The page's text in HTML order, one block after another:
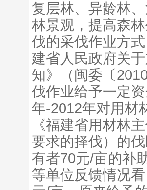
复层林、异龄林
林景观，提高森
伐的采伐作业方
建省人民政府关
知》（闽委〔
伐作业给予一定
年-2012年对用材
《福建省用材林
要求的择伐）的
有者70元/亩的补
等单位反馈情况